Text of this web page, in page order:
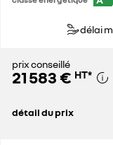
délai
prix conseillé
21 583 € HT*
détail du prix